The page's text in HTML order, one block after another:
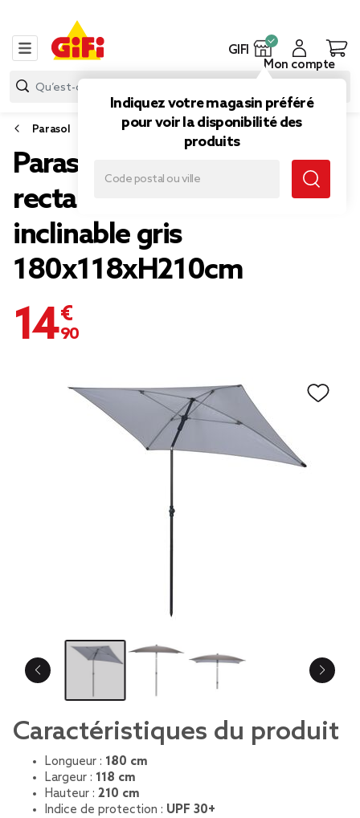
GIFI
Indiquez votre magasin préféré
pour voir la disponibilité des
produits
Mon compte
Parasol
Parasol centré Chili
rectangulaire push-up
inclinable gris
180x118xH210cm
14,90 €
Caractéristiques du produit
Longueur : 180 cm
Largeur : 118 cm
Hauteur : 210 cm
Indice de protection : UPF 30+